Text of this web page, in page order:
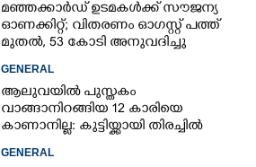
മഞ്ഞക്കാർഡ് ഉടമകൾക്ക് സൗജന്യ
ഓണക്കിറ്റ്; വിതരണം ഓഗസ്റ്റ് പത്ത്
മുതൽ, 53 കോടി അനുവദിച്ചു
GENERAL
ആലുവയിൽ പുസ്തകം
വാങ്ങാനിറങ്ങിയ 12 കാരിയെ
കാണാനില്ല: കുട്ടിയ്ക്കായി തിരച്ചിൽ
GENERAL